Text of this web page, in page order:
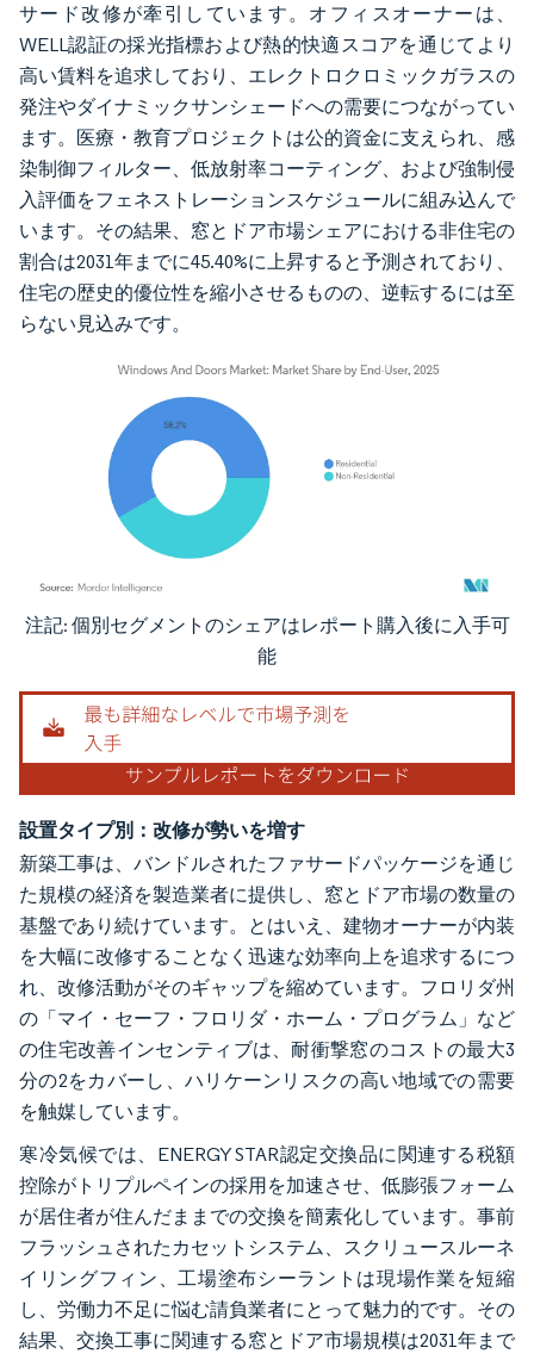
サード改修が牽引しています。オフィスオーナーは、
WELL認証の採光指標および熱的快適スコアを通じてより
高い賃料を追求しており、エレクトロクロミックガラスの
発注やダイナミックサンシェードへの需要につながってい
ます。医療・教育プロジェクトは公的資金に支えられ、感
染制御フィルター、低放射率コーティング、および強制侵
入評価をフェネストレーションスケジュールに組み込んで
います。その結果、窓とドア市場シェアにおける非住宅の
割合は2031年までに45.40%に上昇すると予測されており、
住宅の歴史的優位性を縮小させるものの、逆転するには至
らない見込みです。
画像 © Mordor Intelligence。再利用にはCC BY 4.0の表示が必要です。
注記: 個別セグメントのシェアはレポート購入後に入手可
能
設置タイプ別：改修が勢いを増す
新築工事は、バンドルされたファサードパッケージを通じ
た規模の経済を製造業者に提供し、窓とドア市場の数量の
基盤であり続けています。とはいえ、建物オーナーが内装
を大幅に改修することなく迅速な効率向上を追求するにつ
れ、改修活動がそのギャップを縮めています。フロリダ州
の「マイ・セーフ・フロリダ・ホーム・プログラム」など
の住宅改善インセンティブは、耐衝撃窓のコストの最大3
分の2をカバーし、ハリケーンリスクの高い地域での需要
を触媒しています。
寒冷気候では、ENERGY STAR認定交換品に関連する税額
控除がトリプルペインの採用を加速させ、低膨張フォーム
が居住者が住んだままでの交換を簡素化しています。事前
フラッシュされたカセットシステム、スクリュースルーネ
イリングフィン、工場塗布シーラントは現場作業を短縮
し、労働力不足に悩む請負業者にとって魅力的です。その
結果、交換工事に関連する窓とドア市場規模は2031年まで